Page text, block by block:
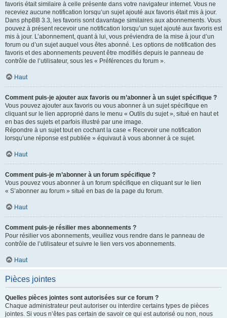
favoris était similaire à celle présente dans votre navigateur internet. Vous ne
receviez aucune notification lorsqu’un sujet ajouté aux favoris était mis à jour.
Dans phpBB 3.3, les favoris sont davantage similaires aux abonnements. Vous
pouvez à présent recevoir une notification lorsqu’un sujet ajouté aux favoris est
mis à jour. L’abonnement, quant à lui, vous préviendra de la mise à jour d’un
forum ou d’un sujet auquel vous êtes abonné. Les options de notification des
favoris et des abonnements peuvent être modifiés depuis le panneau de
contrôle de l’utilisateur, sous les « Préférences du forum ».
Haut
Comment puis-je ajouter aux favoris ou m’abonner à un sujet spécifique ?
Vous pouvez ajouter aux favoris ou vous abonner à un sujet spécifique en
cliquant sur le lien approprié dans le menu « Outils du sujet », situé en haut et
en bas des sujets et parfois illustré par une image.
Répondre à un sujet tout en cochant la case « Recevoir une notification
lorsqu’une réponse est publiée » équivaut à vous abonner à ce sujet.
Haut
Comment puis-je m’abonner à un forum spécifique ?
Vous pouvez vous abonner à un forum spécifique en cliquant sur le lien
« S’abonner au forum » situé en bas de la page du forum.
Haut
Comment puis-je résilier mes abonnements ?
Pour résilier vos abonnements, veuillez vous rendre dans le panneau de
contrôle de l’utilisateur et suivre le lien vers vos abonnements.
Haut
Pièces jointes
Quelles pièces jointes sont autorisées sur ce forum ?
Chaque administrateur peut autoriser ou interdire certains types de pièces
jointes. Si vous n’êtes pas certain de savoir ce qui est autorisé ou non, nous